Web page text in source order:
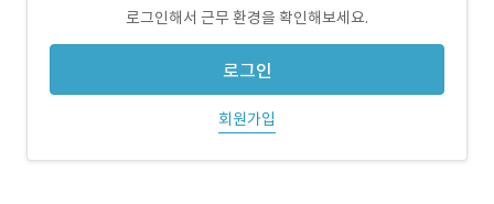
로그인해서 근무 환경을 확인해보세요.
로그인
회원가입